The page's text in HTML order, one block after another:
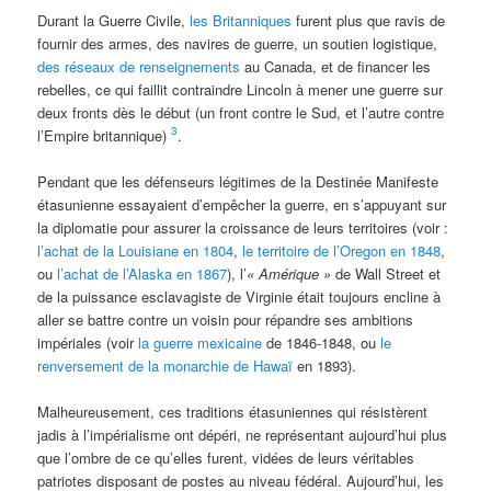
Durant la Guerre Civile,les Britanniques furent plus que ravis de
fournir des armes, des navires de guerre, un soutien logistique,
des réseaux de renseignements au Canada, et de financer les
rebelles, ce qui faillit contraindre Lincoln à mener une guerre sur
deux fronts dès le début (un front contre le Sud, et l’autre contre
l’Empire britannique)3.
Pendant que les défenseurs légitimes de la Destinée Manifeste
étasunienne essayaient d’empêcher la guerre, en s’appuyant sur
la diplomatie pour assurer la croissance de leurs territoires (voir :
l’achat de la Louisiane en 1804,le territoire de l’Oregon en 1848,
oul’achat de l’Alaska en 1867), l’« Amérique » de Wall Street et
de la puissance esclavagiste de Virginie était toujours encline à
aller se battre contre un voisin pour répandre ses ambitions
impériales (voirla guerre mexicaine de 1846-1848, oule
renversement de la monarchie de Hawaï en 1893).
Malheureusement, ces traditions étasuniennes qui résistèrent
jadis à l’impérialisme ont dépéri, ne représentant aujourd’hui plus
que l’ombre de ce qu’elles furent, vidées de leurs véritables
patriotes disposant de postes au niveau fédéral. Aujourd’hui, les